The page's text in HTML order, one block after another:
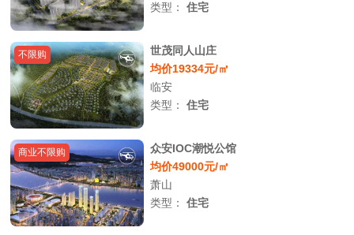
类型：住宅
不限购
世茂同人山庄
均价19334元/㎡
临安
类型：住宅
商业不限购
众安IOC潮悦公馆
均价49000元/㎡
萧山
类型：住宅